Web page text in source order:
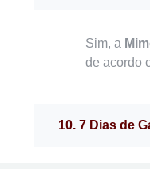
Sim, a
de acordo
10. 7 Dias de